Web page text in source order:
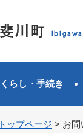
くらし・手続き
トップページ > お問